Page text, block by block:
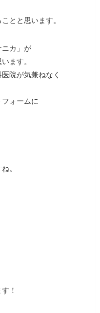
とと思います。
ニカ」が
ます。
院が気兼ねなく
ォームに
。
します！